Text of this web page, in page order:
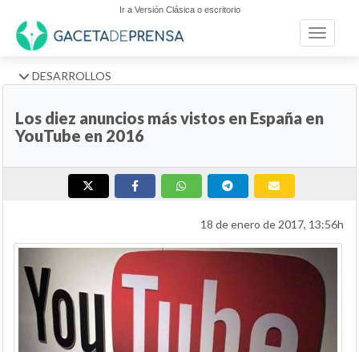
Ir a Versión Clásica o escritorio
Toggle
DESARROLLOS
Los diez anuncios más vistos en España en
YouTube en 2016
18 de enero de 2017, 13:56h